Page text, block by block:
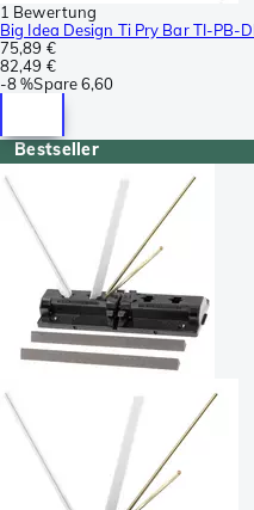
1 Bewertung
Big Idea Design Ti Pry Bar TI-PB-
75,89 €
82,49 €
-8 %Spare6,60
Bestseller